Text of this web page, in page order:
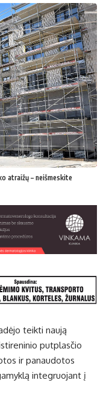
atraižų – neišmeskite
teikti naują
putplasčio
ir panaudotos
integruojant į